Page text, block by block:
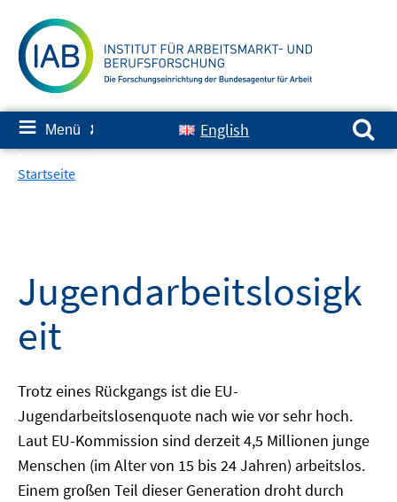
zum
Inhalt
≡ Menü ✘ English
Suchen nach:
Startseite
Jugendarbeitslosigk
eit
Trotz eines Rückgangs ist die EU-
Jugendarbeitslosenquote nach wie vor sehr hoch.
Laut EU-Kommission sind derzeit 4,5 Millionen junge
Menschen (im Alter von 15 bis 24 Jahren) arbeitslos.
Einem großen Teil dieser Generation droht durch